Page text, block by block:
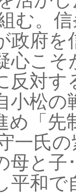
む。
政府
心こ
反対
小松
め「
一氏
母と子
平和